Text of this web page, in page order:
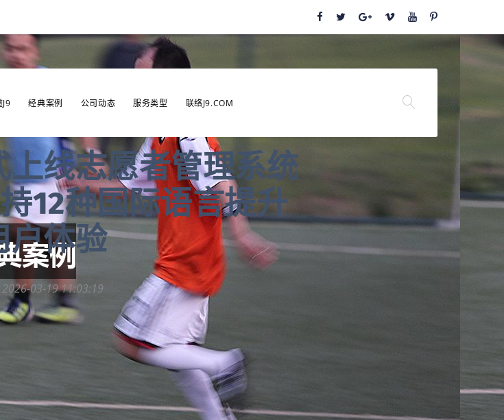
经典案例 公司动态 服务类型 联络J9.COM
线志愿者管理系统
12种国际语言提升
户体验
2026-03-19 11:03:19